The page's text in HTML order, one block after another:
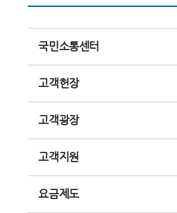
국민소통센터
고객헌장
고객광장
고객지원
요금제도